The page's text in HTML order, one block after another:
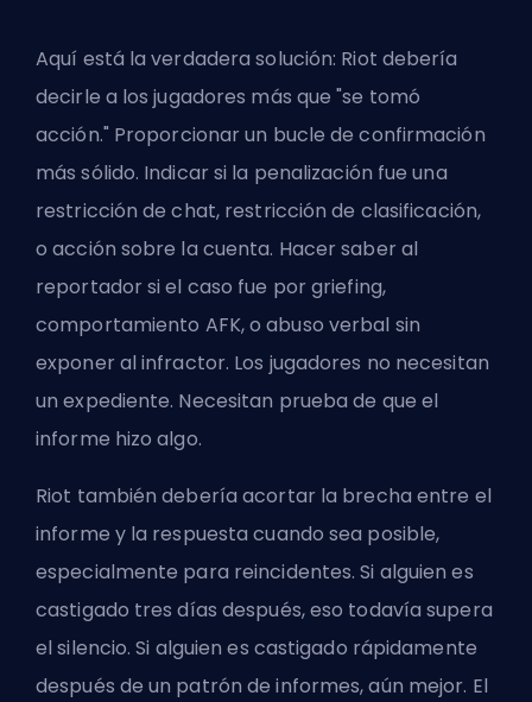
Aquí está la verdadera solución: Riot debería
decirle a los jugadores más que "se tomó
acción." Proporcionar un bucle de confirmación
más sólido. Indicar si la penalización fue una
restricción de chat, restricción de clasificación,
o acción sobre la cuenta. Hacer saber al
reportador si el caso fue por griefing,
comportamiento AFK, o abuso verbal sin
exponer al infractor. Los jugadores no necesitan
un expediente. Necesitan prueba de que el
informe hizo algo.
Riot también debería acortar la brecha entre el
informe y la respuesta cuando sea posible,
especialmente para reincidentes. Si alguien es
castigado tres días después, eso todavía supera
el silencio. Si alguien es castigado rápidamente
después de un patrón de informes, aún mejor. El